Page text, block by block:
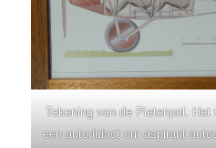
Tekening van de Pietenpol.
een autodidact om aspirant